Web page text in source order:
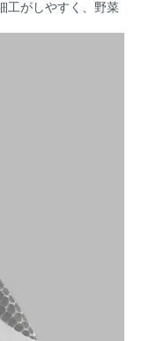
工がしやすく、野菜